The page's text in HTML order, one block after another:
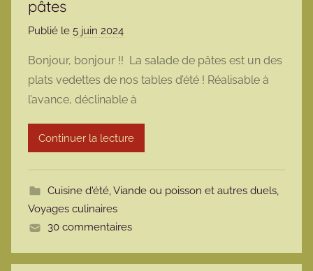
pâtes
Publié le 5 juin 2024
m
a
r
m
t
Bonjour, bonjour !! La salade de pâtes est un des
plats vedettes de nos tables d’été ! Réalisable à
l’avance, déclinable à
Continuer la lecture
Cuisine d'été,Viande ou poisson et autres duels,
Voyages culinaires
30 commentaires